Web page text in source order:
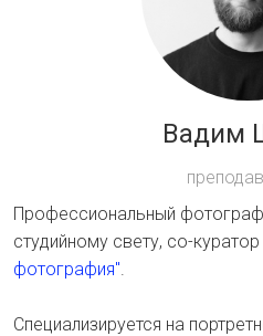
Вадим
Профессиональный фотограф
студийному свету, со-
фотография".
Специализируется на